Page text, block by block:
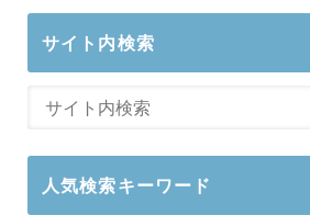
サイト内検索
人気検索キーワード